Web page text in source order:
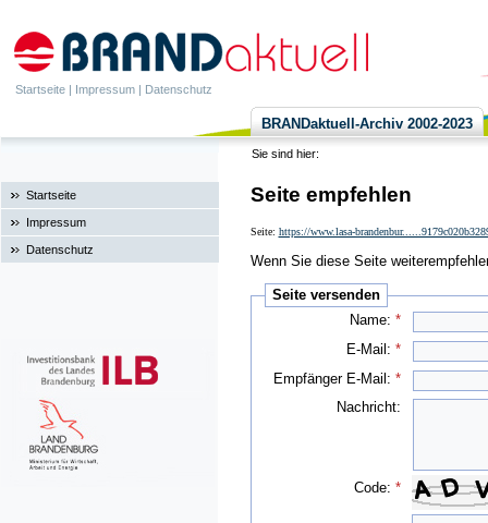
Startseite | Impressum | Datenschutz
BRANDaktuell-Archiv 2002-2023
Sie sind hier:
Startseite
Impressum
Datenschutz
Seite empfehlen
Seite: https://www.lasa-
Wenn Sie diese Seite
Seite versenden
Name:*
E-Mail:*
Empfänger E-Mail:*
Nachricht:
Code:*